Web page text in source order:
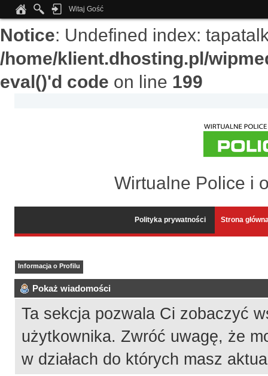
Notice: Undefined index:
/home/klient.dhosting.pl/
eval()'d code on line 199
Witaj Gość
Wirtualne Police i
Polityka prywatności Strona
Informacja o Profilu
Pokaż wiadomości
Ta sekcja pozwala Ci zobaczyć
użytkownika. Zwróć uwagę, że
w działach do których masz